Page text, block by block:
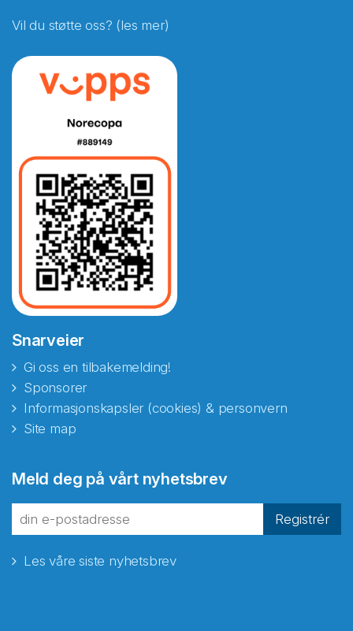
Vil du støtte oss? (les mer)
Snarveier
Gi oss en tilbakemelding!
Sponsorer
Informasjonskapsler (cookies) & personvern
Site map
Meld deg på vårt nyhetsbrev
Registrér
Les våre siste nyhetsbrev